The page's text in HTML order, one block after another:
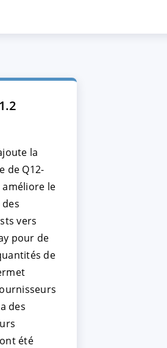
la
de Q12-
améliore le
vers
pour de
de
des
été